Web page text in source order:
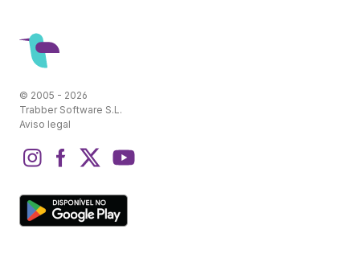
© 2005 - 2026
Trabber Software S.L.
Aviso legal